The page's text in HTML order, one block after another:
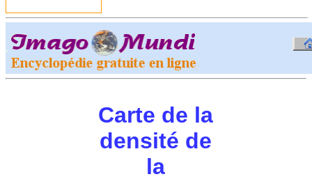
.
-
Carte de la
densité de
la